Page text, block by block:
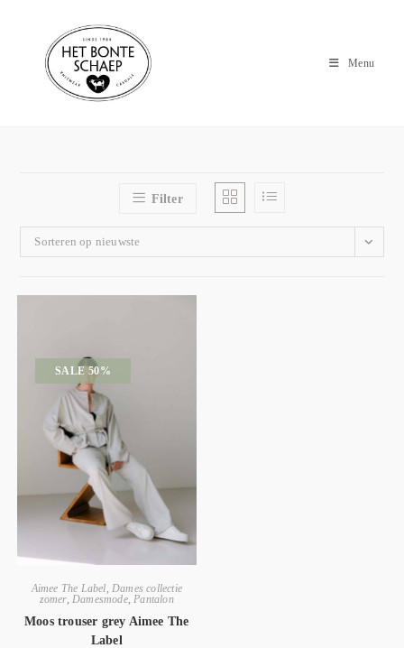
Menu
Filter
Sorteren op nieuwste
SALE 50%
Aimee The Label Dames collectie
zomer, Damesmode, Pantalon
Moos trouser grey Aimee The
Label